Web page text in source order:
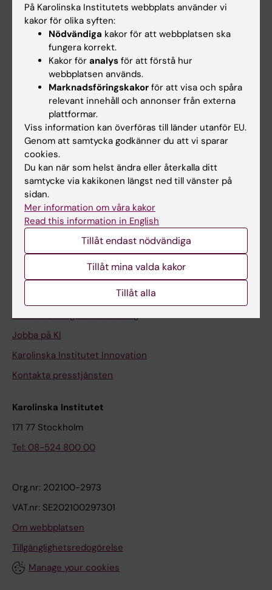
Nyheter
Kalender
Student
Schema
Studentmejlen
Kurs- och programwebbar
Student på KI
Medarbetare
Medarbetarportalen
Kontakta och besök KI
Stöd forskning och utbildning
Jobba på KI
Karolinska Institutet Innovation
Kontakta presstjänsten
Karolinska Institutet
171 77 Stockholm
Tel: 08-524 800 00
Org.nr: 202100-2973
VAT.nr: SE202100297301
Om webbplatsen
Tillgänglighetsredogörelse
Manage your cookies
På Karolinska Institutets webbplats använder vi
kakor för olika syften:
Nödvändiga kakor för att webbplatsen ska
fungera korrekt.
Kakor för analys för att förstå hur
webbplatsen används.
Marknadsföringskakor för att visa och spåra
relevant innehåll och annonser från externa
plattformar.
Viss information kan överföras till länder utanför EU.
Genom att samtycka godkänner du att vi sparar
cookies.
Du kan när som helst ändra eller återkalla ditt
samtycke via kakikonen längst ned till vänster på
sidan.
Mer information om våra kakor
Read this information in English
Tillåt endast nödvändiga
Tillåt mina valda kakor
Tillåt alla